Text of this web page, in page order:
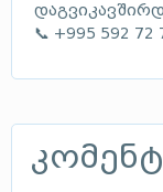
📞 +995 592